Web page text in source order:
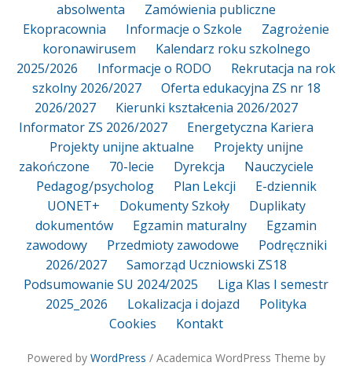
absolwenta
Zamówienia publiczne
Ekopracownia
Informacje o Szkole
Zagrożenie
koronawirusem
Kalendarz roku szkolnego
2025/2026
Informacje o RODO
Rekrutacja na rok
szkolny 2026/2027
Oferta edukacyjna ZS nr 18
2026/2027
Kierunki kształcenia 2026/2027
Informator ZS 2026/2027
Energetyczna Kariera
Projekty unijne aktualne
Projekty unijne
zakończone
70-lecie Dyrekcja
Nauczyciele
Pedagog/psycholog
Plan Lekcji
E-dziennik
UONET+
Dokumenty Szkoły
Duplikaty
dokumentów
Egzamin maturalny
Egzamin
zawodowy
Przedmioty zawodowe
Podręczniki
2026/2027
Samorząd Uczniowski ZS18
Podsumowanie SU 2024/2025
Liga Klas I semestr
2025_2026
Lokalizacja i dojazd
Polityka
Cookies
Kontakt
Powered by WordPress / Academica WordPress Theme by